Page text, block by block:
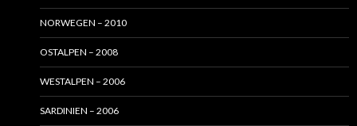
NORWEGEN – 2010
OSTALPEN – 2008
WESTALPEN – 2006
SARDINIEN – 2006